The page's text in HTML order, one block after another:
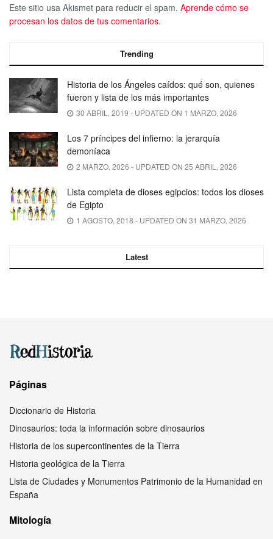
Este sitio usa Akismet para reducir el spam. Aprende cómo se
procesan los datos de tus comentarios.
Trending
Historia de los Ángeles caídos: qué son, quienes
fueron y lista de los más importantes
30 ABRIL, 2019 - UPDATED ON 1 MARZO, 2026
Los 7 príncipes del infierno: la jerarquía
demoníaca
2 MARZO, 2026 - UPDATED ON 25 ABRIL, 2026
Lista completa de dioses egipcios: todos los dioses
de Egipto
1 AGOSTO, 2018 - UPDATED ON 31 MARZO, 2026
Latest
Páginas
Diccionario de Historia
Dinosaurios: toda la información sobre dinosaurios
Historia de los supercontinentes de la Tierra
Historia geológica de la Tierra
Lista de Ciudades y Monumentos Patrimonio de la Humanidad en
España
Mitología